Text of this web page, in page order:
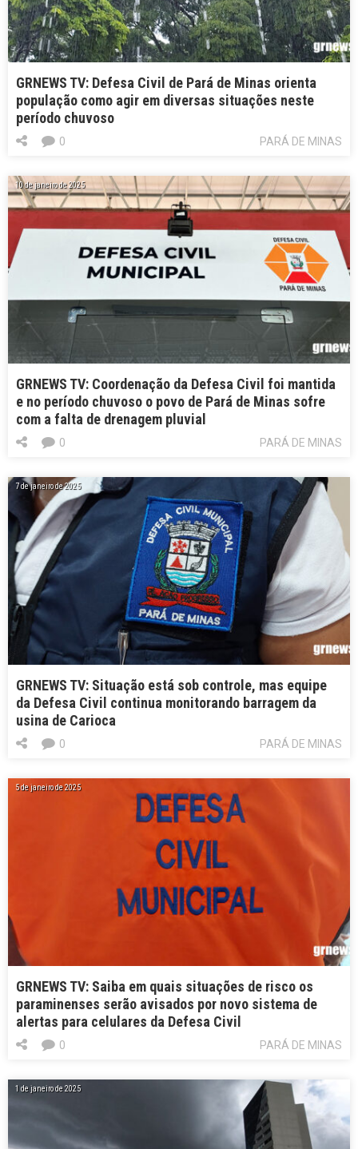
GRNEWS TV: Defesa Civil de Pará de Minas orienta
população como agir em diversas situações neste
período chuvoso
PARÁ DE MINAS
0
10 de janeiro de 2025
GRNEWS TV: Coordenação da Defesa Civil foi mantida
e no período chuvoso o povo de Pará de Minas sofre
com a falta de drenagem pluvial
PARÁ DE MINAS
0
7 de janeiro de 2025
GRNEWS TV: Situação está sob controle, mas equipe
da Defesa Civil continua monitorando barragem da
usina de Carioca
PARÁ DE MINAS
0
5 de janeiro de 2025
GRNEWS TV: Saiba em quais situações de risco os
paraminenses serão avisados por novo sistema de
alertas para celulares da Defesa Civil
PARÁ DE MINAS
0
1 de janeiro de 2025